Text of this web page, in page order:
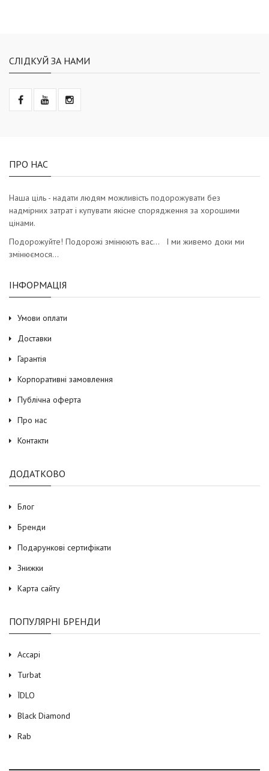
Наша ціль - надати людям можливість подорожувати без
цінами.
Умови оплати
Доставки
Гарантія
Корпоративні замовлення
Публічна оферта
Про нас
Блог
Бренди
Подарункові сертифікати
Знижки
Accapi
Turbat
ЇDLO
Black Diamond